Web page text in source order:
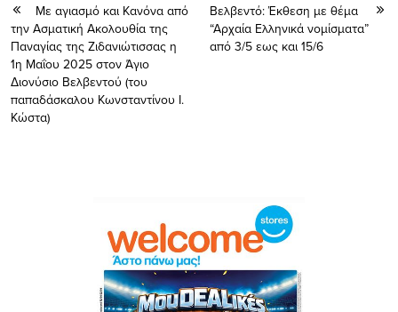
Με αγιασμό και Κανόνα από
την Ασματική Ακολουθία της
Παναγίας της Ζιδανιώτισσας η
1η Μαΐου 2025 στον Άγιο
Διονύσιο Βελβεντού (του
παπαδάσκαλου Κωνσταντίνου Ι.
Κώστα)
Βελβεντό: Έκθεση με θέμα
“Αρχαία Ελληνικά νομίσματα”
από 3/5 εως και 15/6